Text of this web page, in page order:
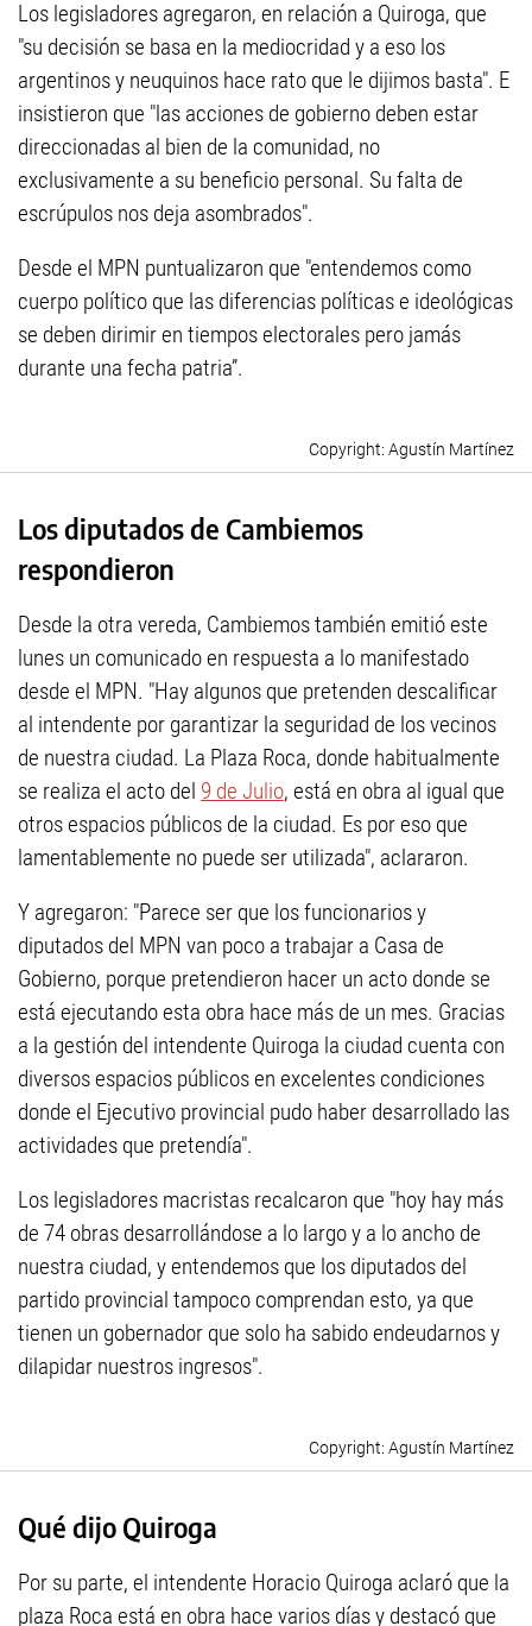
Los legisladores agregaron, en relación a Quiroga, que
"su decisión se basa en la mediocridad y a eso los
argentinos y neuquinos hace rato que le dijimos basta". E
insistieron que "las acciones de gobierno deben estar
direccionadas al bien de la comunidad, no
exclusivamente a su beneficio personal. Su falta de
escrúpulos nos deja asombrados".
Desde el MPN puntualizaron que "entendemos como
cuerpo político que las diferencias políticas e ideológicas
se deben dirimir en tiempos electorales pero jamás
durante una fecha patria”.
Agustín Martínez
Los diputados de Cambiemos
respondieron
Desde la otra vereda, Cambiemos también emitió este
lunes un comunicado en respuesta a lo manifestado
desde el MPN. "Hay algunos que pretenden descalificar
al intendente por garantizar la seguridad de los vecinos
de nuestra ciudad. La Plaza Roca, donde habitualmente
se realiza el acto del 9 de Julio, está en obra al igual que
otros espacios públicos de la ciudad. Es por eso que
lamentablemente no puede ser utilizada", aclararon.
Y agregaron: "Parece ser que los funcionarios y
diputados del MPN van poco a trabajar a Casa de
Gobierno, porque pretendieron hacer un acto donde se
está ejecutando esta obra hace más de un mes. Gracias
a la gestión del intendente Quiroga la ciudad cuenta con
diversos espacios públicos en excelentes condiciones
donde el Ejecutivo provincial pudo haber desarrollado las
actividades que pretendía".
Los legisladores macristas recalcaron que "hoy hay más
de 74 obras desarrollándose a lo largo y a lo ancho de
nuestra ciudad, y entendemos que los diputados del
partido provincial tampoco comprendan esto, ya que
tienen un gobernador que solo ha sabido endeudarnos y
dilapidar nuestros ingresos".
Agustín Martínez
Qué dijo Quiroga
Por su parte, el intendente Horacio Quiroga aclaró que la
plaza Roca está en obra hace varios días y destacó que